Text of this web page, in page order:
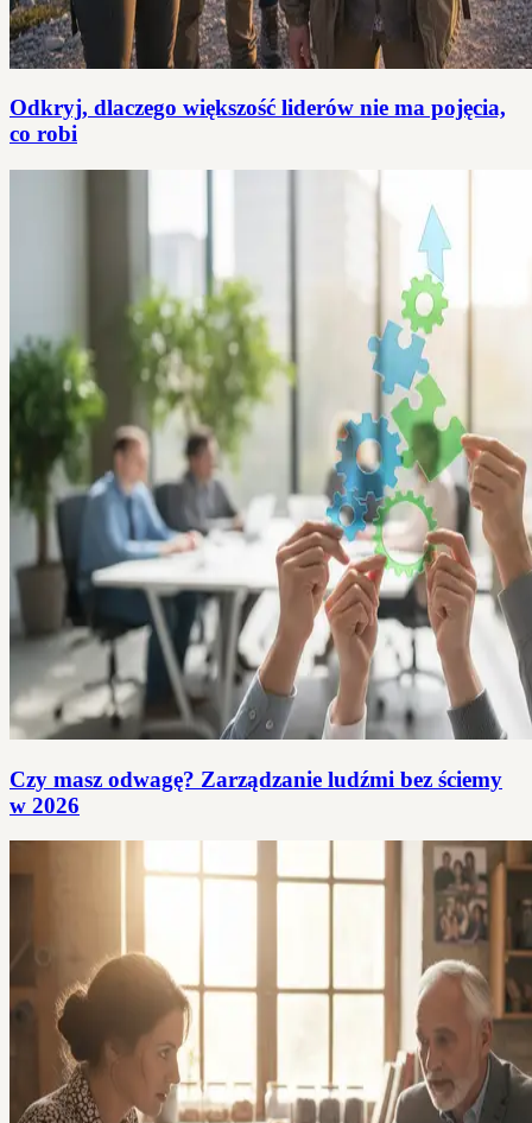
Odkryj, dlaczego większość liderów nie ma pojęcia,
co robi
Czy masz odwagę? Zarządzanie ludźmi bez ściemy
w 2026